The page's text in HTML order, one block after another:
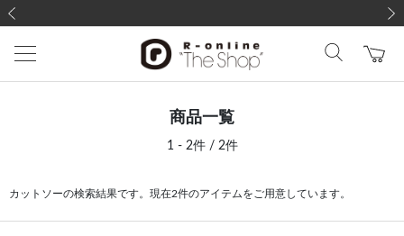
商品一覧
1 - 2件 / 2件
カットソーの検索結果です。現在2件のアイテムをご用意しています。